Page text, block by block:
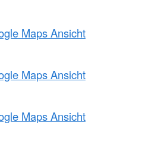
Maps Ansicht
Maps Ansicht
Maps Ansicht